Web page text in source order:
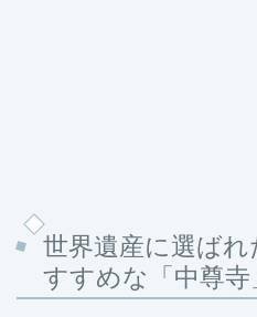
世界遺産に選ば
すすめな「中尊寺